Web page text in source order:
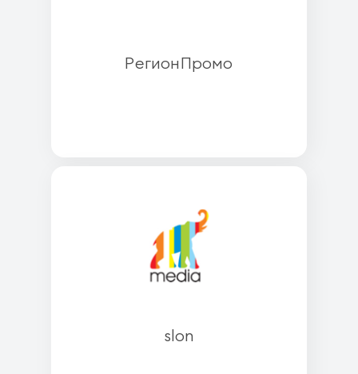
РегионПромо
slon